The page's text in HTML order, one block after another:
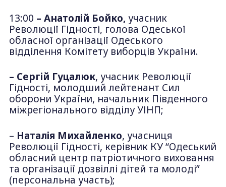
13:00 – Анатолій Бойко, учасник
Революції Гідності, голова Одеської
обласної організації Одеського
відділення Комітету виборців України.
– Сергій Гуцалюк, учасник Революції
Гідності, молодший лейтенант Сил
оборони України, начальник Південного
міжрегіонального відділу УІНП;
– Наталія Михайленко, учасниця
Революції Гідності, керівник КУ “Одеський
обласний центр патріотичного виховання
та організації дозвіллі дітей та молоді”
(персональна участь);